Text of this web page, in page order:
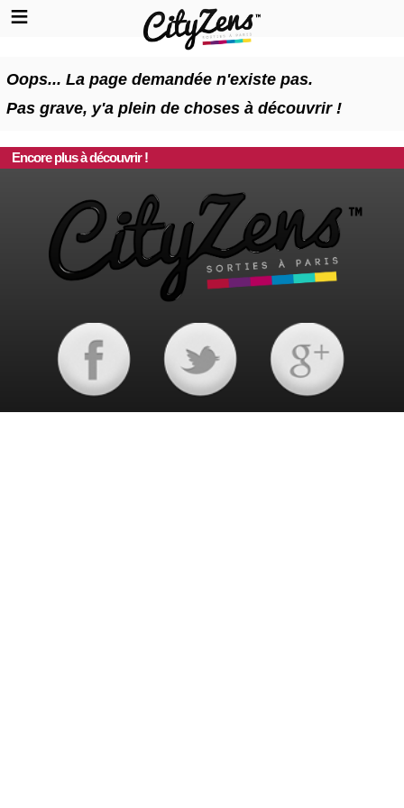
Oops... La page demandée n'existe pas.
Pas grave, y'a plein de choses à découvrir !
Encore plus à découvrir !